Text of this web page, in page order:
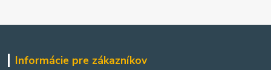
Informácie pre zákazníkov